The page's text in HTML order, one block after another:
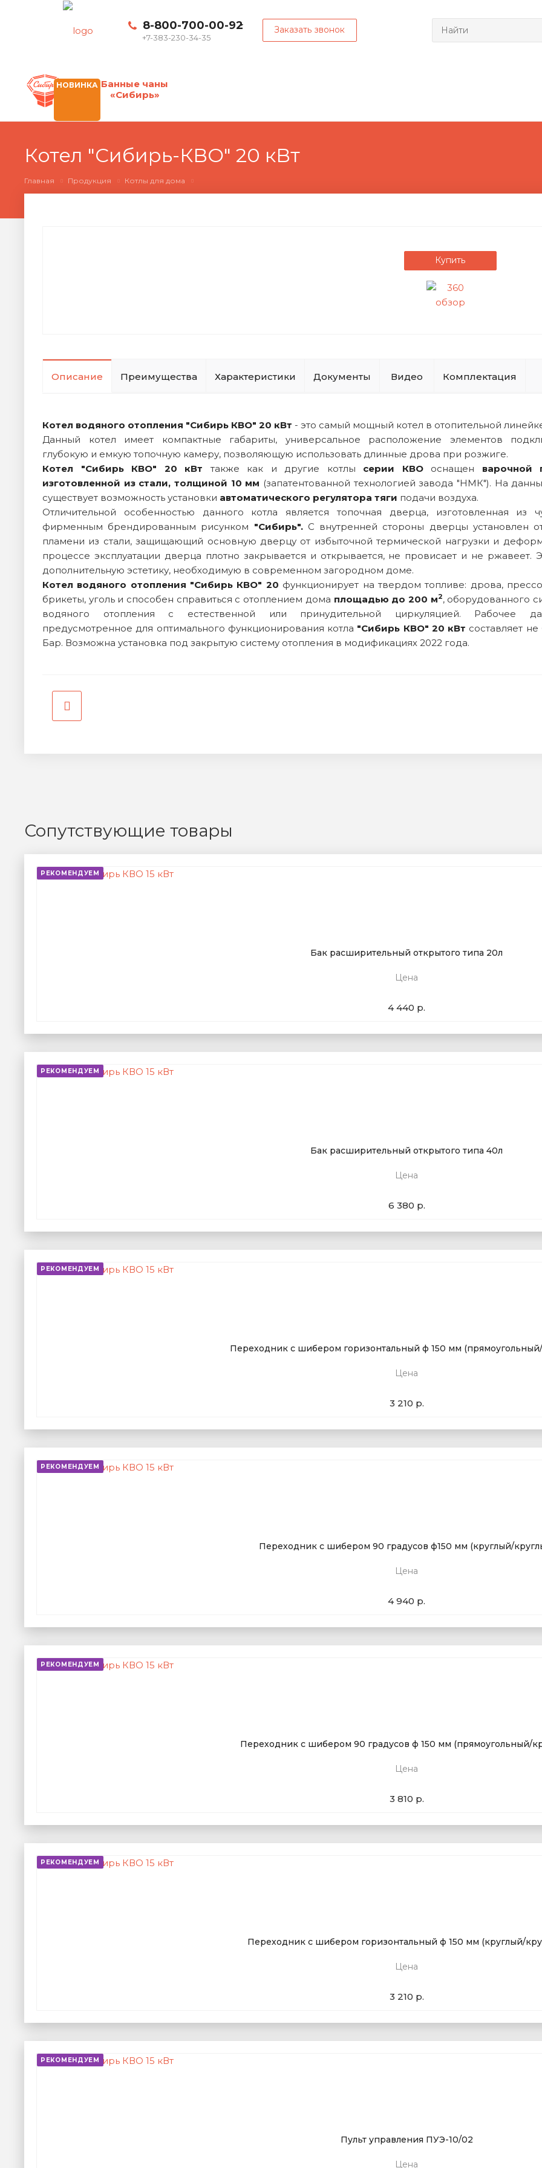
8-800-700-00-92
+7-383-230-34-35
Заказать звонок
НОВИНКА Банные чаны
«Сибирь»
Котел "Сибирь-КВО" 20 кВт
Главная Продукция Котлы для дома
Купить
Описание Преимущества Характеристики Документы Видео Комплектация
Котел водяного отопления "Сибирь КВО" 20 кВт - это самый мощный котел в отопительной
Данный котел имеет компактные габариты, универсальное расположение элементов
глубокую и емкую топочную камеру, позволяющую использовать длинные дрова при розжиге.
Котел "Сибирь КВО" 20 кВт также как и другие котлы серии КВОоснащен варочной
изготовленной из стали, толщиной 10 мм (запатентованной технологией завода "НМК"). На
существует возможность установки автоматического регулятора тяги подачи воздуха.
Отличительной особенностью данного котла является топочная дверца, изготовленная из
фирменным брендированным рисунком "Сибирь".С внутренней стороны дверцы установлен
пламени из стали, защищающий основную дверцу от избыточной термической нагрузки и
процессе эксплуатации дверца плотно закрывается и открывается, не провисает и не ржавеет.
дополнительную эстетику, необходимую в современном загородном доме.
Котел водяного отопления "Сибирь КВО" 20 функционирует на твердом топливе: дрова,
брикеты, уголь и способен справиться с отоплением дома площадью до 200 м2, оборудованного
водяного отопления с естественной или принудительной циркуляцией. Рабочее
предусмотренное для оптимального функционирования котла "Сибирь КВО" 20 кВт составляет
Бар. Возможна установка под закрытую систему отопления в модификациях 2022 года.
Сопутствующие товары
РЕКОМЕНДУЕМ
Бак расширительный открытого типа 20л
Цена
4 440 р.
РЕКОМЕНДУЕМ
Бак расширительный открытого типа 40л
Цена
6 380 р.
РЕКОМЕНДУЕМ
Переходник с шибером горизонтальный ф 150 мм
Цена
3 210 р.
РЕКОМЕНДУЕМ
Переходник с шибером 90 градусов ф150 мм (круглый/
Цена
4 940 р.
РЕКОМЕНДУЕМ
Переходник с шибером 90 градусов ф 150 мм (прямоугольный/
Цена
3 810 р.
РЕКОМЕНДУЕМ
Переходник с шибером горизонтальный ф 150 мм (круглый/
Цена
3 210 р.
РЕКОМЕНДУЕМ
Пульт управления ПУЭ-10/02
Цена